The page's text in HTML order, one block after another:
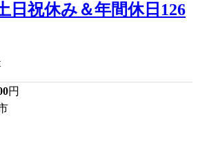
日祝休み＆年間休日126
円